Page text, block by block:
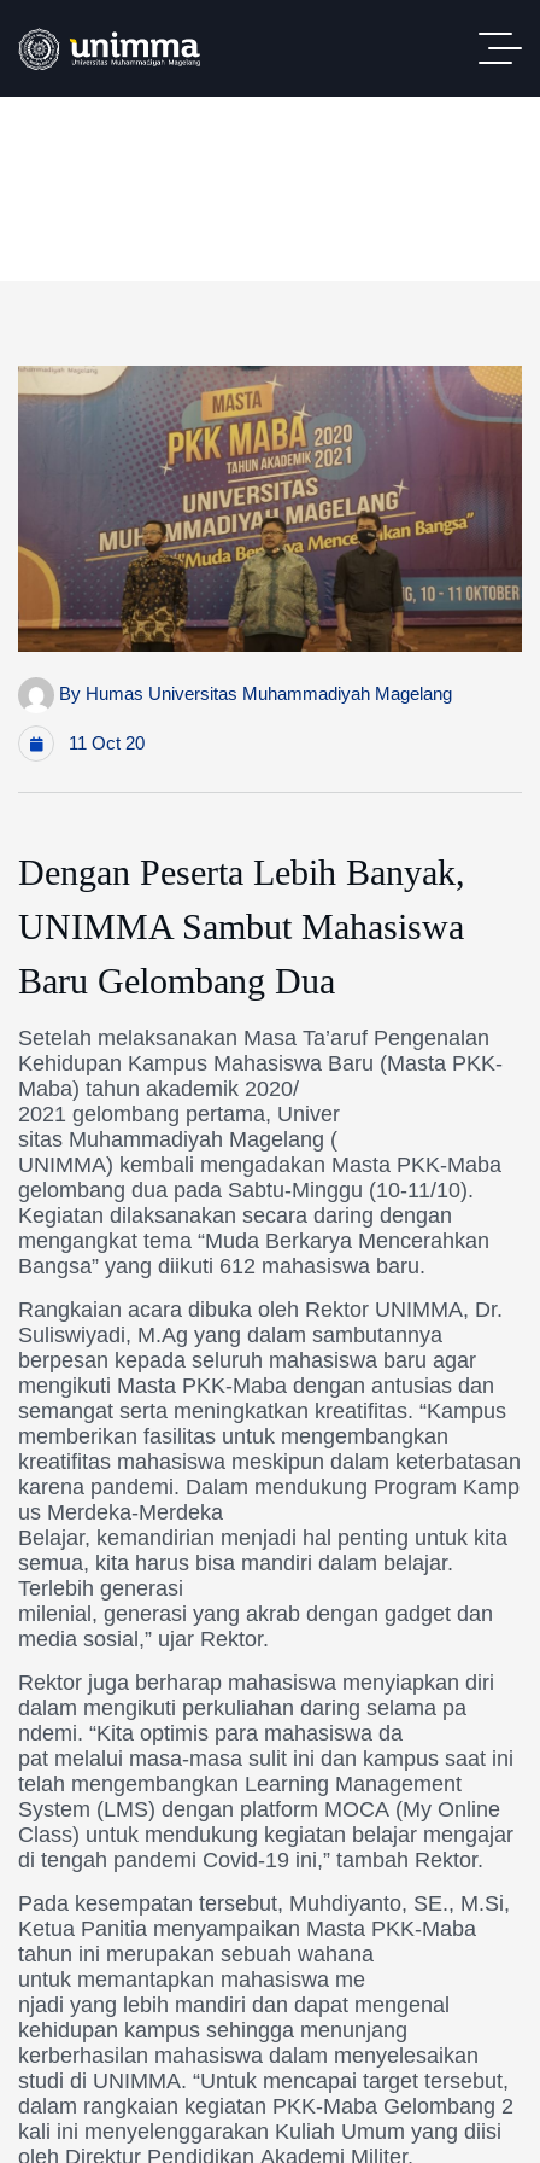
By Humas Universitas Muhammadiyah Magelang
11 Oct 20
Dengan Peserta Lebih Banyak,
UNIMMA Sambut Mahasiswa
Baru Gelombang Dua
Setelah melaksanakan Masa Ta’aruf Pengena lan
Kehidupan Kampus Mahasiswa Baru (Masta PKK-
Maba) tahun akademik 2020/
2021 gelombang pertama, Univer
sitas Muhammadiyah Magelang (
UNIMMA) kembali mengadakan Masta PKK-Maba
gelombang dua pada Sabtu-Minggu (10-11/10).
Kegiatan dilaksanakan secara daring dengan
mengangkat tema “Muda Berkarya Mencerahkan
Bangsa” yang diikuti 612 mahasiswa baru.
Rangkaian acara dibuka oleh Rektor UNIMMA, Dr.
Suliswiyadi, M.Ag yang dalam sambutannya
berpesan kepada seluruh mahasiswa baru agar
mengikuti Masta PKK-Maba dengan antusias dan
semangat serta meningkatkan kreatifitas. “Kampus
memberikan fasilitas untuk mengembangkan
kreatifitas mahasiswa meskipun dal am keterbatasan
karena pandemi. Dalam mendukung Program Kamp
us Merdeka-Merdeka
Belajar, kemandirian menjadi hal penting untuk kita
semua, kita harus bisa mandiri dalam bel ajar.
Terlebih generasi
milenial, generasi yang akrab dengan gadget dan
media sosial,” ujar Rektor.
Rektor juga berharap mahasiswa menyiapkan diri
dalam mengikuti perkuliahan daring selama pa
ndemi. “Kita optimis para mahasiswa da
pat melalui masa-masa sulit ini dan kampus saat ini
telah mengembangkan Learning Management
System (LMS) dengan platform MOCA (My Online
Class) untuk mendukung kegiatan belajar mengajar
di tengah pandemi Covid-19 ini,” tambah Rektor.
Pada kesempatan tersebut, Muhdiyanto, SE., M.Si,
Ketua Panitia menyampaikan Masta PKK-Maba
tahun ini merupakan sebuah wahana
untuk memantapkan mahasiswa me
njadi yang lebih mandiri dan dapat mengenal
kehidupan kampus sehingga menunjang
kerberhasilan mahasiswa dalam menyelesaikan
studi di UNIMMA. “Untuk mencapai target tersebut,
dalam rangkaian kegiatan PKK-Maba Gelombang 2
kali ini menyelenggarakan Kuliah Umum yang diisi
oleh Direktur Pendidikan Akademi Militer,